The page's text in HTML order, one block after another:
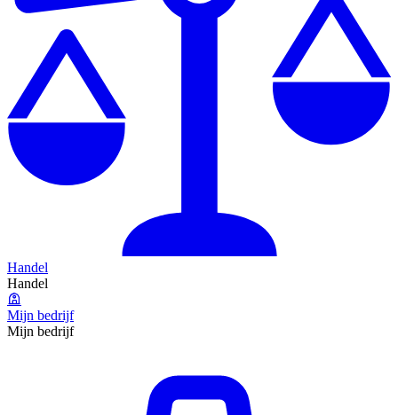
Handel
Handel
Mijn bedrijf
Mijn bedrijf